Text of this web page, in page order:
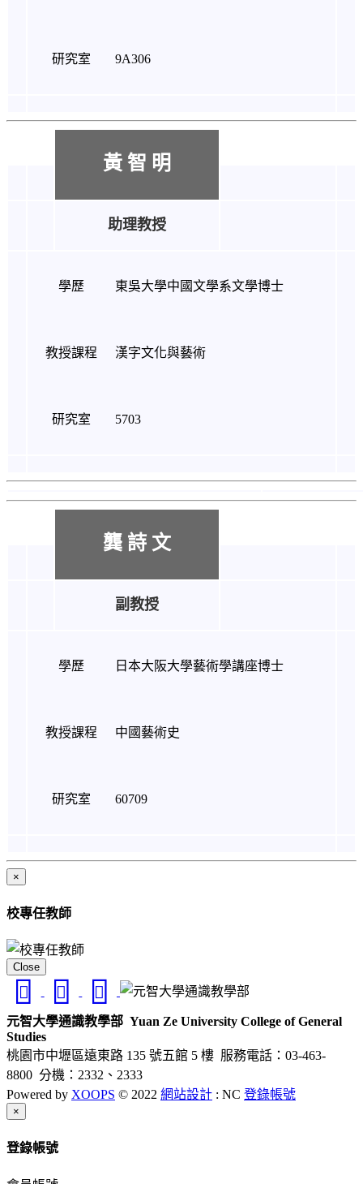
研究室 9A306
黃 智 明
助理教授
學歷 東吳大學中國文學系文學博士
教授課程 漢字文化與藝術
研究室 5703
龔 詩 文
副教授
學歷 日本大阪大學藝術學講座博士
教授課程 中國藝術史
研究室 60709
×
校專任教師
Close
元智大學通識教學部 Yuan Ze University College of General
Studies
桃園市中壢區遠東路 135 號五館 5 樓 服務電話：03-463-
8800 分機：2332、2333
Powered by XOOPS © 2022 網站設計 : NC 登錄帳號
×
登錄帳號